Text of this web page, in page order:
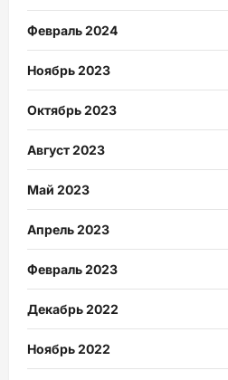
Февраль 2024
Ноябрь 2023
Октябрь 2023
Август 2023
Май 2023
Апрель 2023
Февраль 2023
Декабрь 2022
Ноябрь 2022